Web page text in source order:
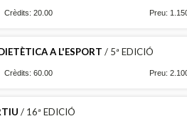
Crèdits: 20.00 Preu:
A L'ESPORT / 5ª EDICIÓ
Crèdits: 60.00 Preu:
/ 16ª EDICIÓ